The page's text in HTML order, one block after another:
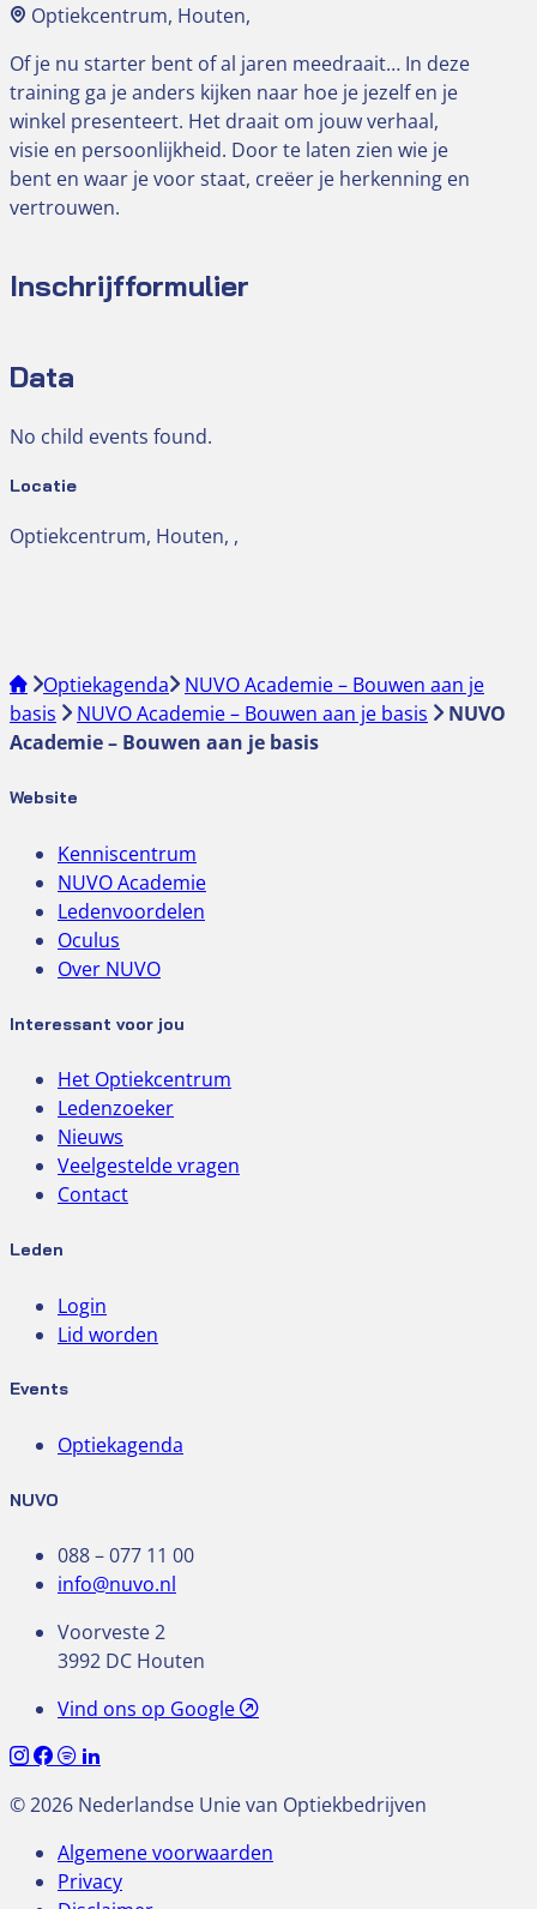
Optiekcentrum, Houten,
Of je nu starter bent of al jaren meedraait… In deze
training ga je anders kijken naar hoe je jezelf en je
winkel presenteert. Het draait om jouw verhaal,
visie en persoonlijkheid. Door te laten zien wie je
bent en waar je voor staat, creëer je herkenning en
vertrouwen.
Inschrijfformulier
Data
No child events found.
Locatie
Optiekcentrum, Houten, ,
Optiekagenda
NUVO Academie – Bouwen aan je
basis
NUVO Academie – Bouwen aan je basis
NUVO
Academie – Bouwen aan je basis
Website
Kenniscentrum
NUVO Academie
Ledenvoordelen
Oculus
Over NUVO
Interessant voor jou
Het Optiekcentrum
Ledenzoeker
Nieuws
Veelgestelde vragen
Contact
Leden
Login
Lid worden
Events
Optiekagenda
NUVO
088 – 077 11 00
info@nuvo.nl
Voorveste 2
3992 DC Houten
Vind ons op Google
© 2026 Nederlandse Unie van Optiekbedrijven
Algemene voorwaarden
Privacy